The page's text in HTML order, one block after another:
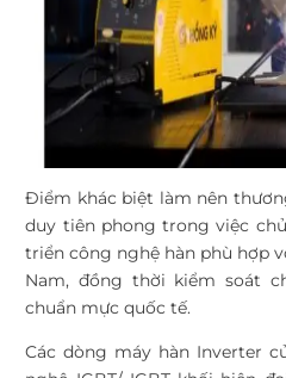
Điểm khác biệt làm nên
duy tiên phong trong việc
triển công nghệ hàn phù hợp
Nam, đồng thời kiểm soát
chuẩn mực quốc tế.
Các dòng máy hàn Inverter